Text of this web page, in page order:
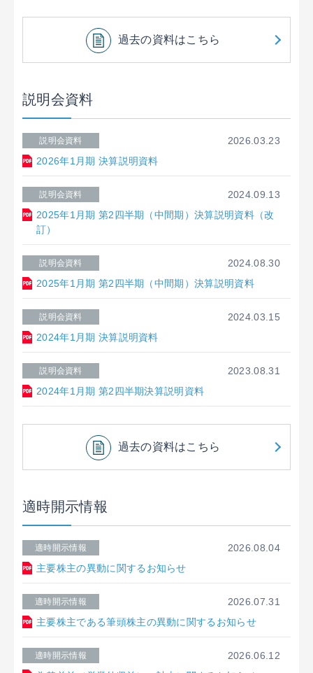
過去の資料はこちら
説明会資料
説明会資料
2026.03.23
2026年1月期 決算説明資料
説明会資料
2024.09.13
2025年1月期 第2四半期（中間期）決算説明資料（改
訂）
説明会資料
2024.08.30
2025年1月期 第2四半期（中間期）決算説明資料
説明会資料
2024.03.15
2024年1月期 決算説明資料
説明会資料
2023.08.31
2024年1月期 第2四半期決算説明資料
過去の資料はこちら
適時開示情報
適時開示情報
2026.08.04
主要株主の異動に関するお知らせ
適時開示情報
2026.07.31
主要株主である筆頭株主の異動に関するお知らせ
適時開示情報
2026.06.12